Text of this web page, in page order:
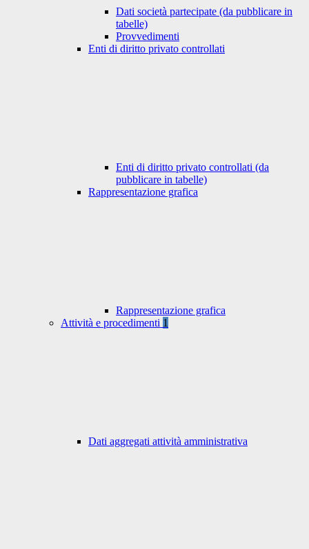
Dati società partecipate (da pubblicare in
tabelle)
Provvedimenti
Enti di diritto privato controllati
Enti di diritto privato controllati (da
pubblicare in tabelle)
Rappresentazione grafica
Rappresentazione grafica
Attività e procedimenti 1
Dati aggregati attività amministrativa